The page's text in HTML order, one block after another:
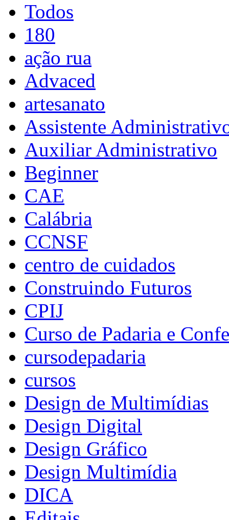
Todos
180
ação rua
Advaced
artesanato
Assistente
Auxiliar Administrativo
Beginner
CAE
Calábria
CCNSF
centro de cuidados
Construindo Futuros
CPIJ
Curso de Padaria e
cursodepadaria
cursos
Design de Multimídias
Design Digital
Design Gráfico
Design Multimídia
DICA